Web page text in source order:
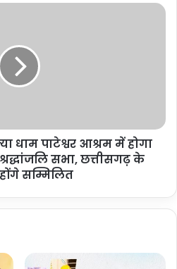
धाम पाटेश्वर आश्रम में होगा
सभा, छत्तीसगढ़ के
सम्मिलित